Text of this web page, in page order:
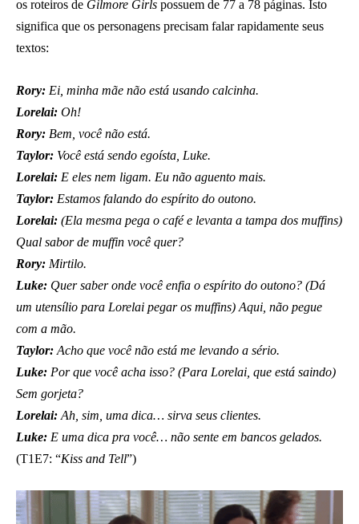
os roteiros de Gilmore Girls possuem de 77 a 78 páginas. Isto
significa que os personagens precisam falar rapidamente seus
textos:
Rory: Ei, minha mãe não está usando calcinha.
Lorelai: Oh!
Rory: Bem, você não está.
Taylor: Você está sendo egoísta, Luke.
Lorelai: E eles nem ligam. Eu não aguento mais.
Taylor: Estamos falando do espírito do outono.
Lorelai: (Ela mesma pega o café e levanta a tampa dos muffins)
Qual sabor de muffin você quer?
Rory: Mirtilo.
Luke: Quer saber onde você enfia o espírito do outono? (Dá
um utensílio para Lorelai pegar os muffins) Aqui, não pegue
com a mão.
Taylor: Acho que você não está me levando a sério.
Luke: Por que você acha isso? (Para Lorelai, que está saindo)
Sem gorjeta?
Lorelai: Ah, sim, uma dica… sirva seus clientes.
Luke: E uma dica pra você… não sente em bancos gelados.
(T1E7: “Kiss and Tell”)